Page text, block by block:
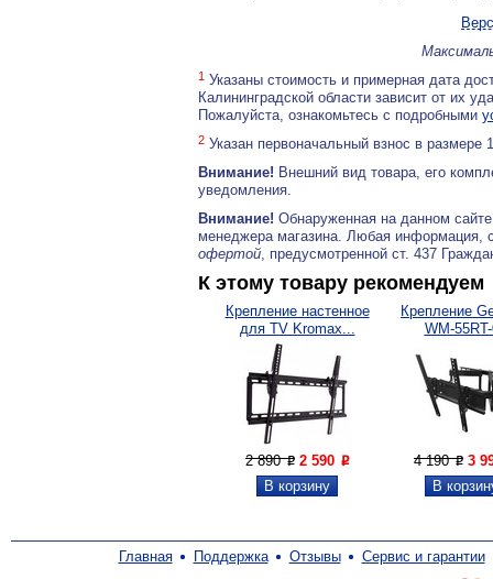
1 Указаны стоимость и примерная дата
Калининградской области зависит от их
Пожалуйста, ознакомьтесь с подробными
2 Указан первоначальный взнос в
Внимание! Внешний вид товара, его
уведомления.
Внимание! Обнаруженная на данном
менеджера магазина. Любая информация,
офертой, предусмотренной ст. 437
К этому товару рекомендуем
Крепление настенное
для TV Kromax...
2 890P 2 590 P
Крепление
WM-
4 190P 3
Главная Поддержка Отзывы Сервис и гарантии